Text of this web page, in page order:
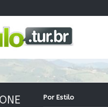
Por Estilo